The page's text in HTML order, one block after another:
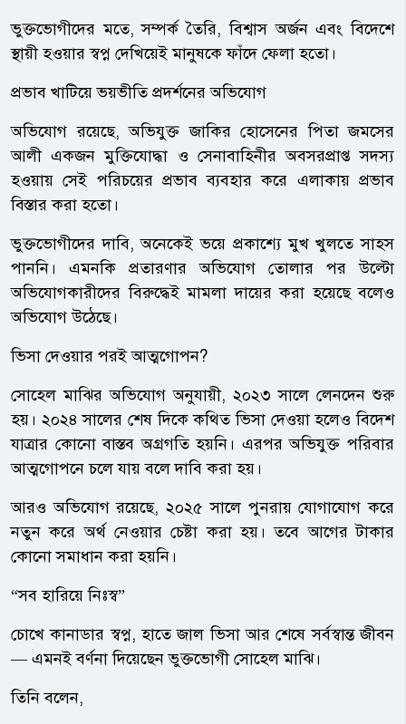
ভুক্তভোগীদের মতে, সম্পর্ক তৈরি, বিশ্বাস অর্জন এবং বিদেশে
স্থায়ী হওয়ার স্বপ্ন দেখিয়েই মানুষকে ফাঁদে ফেলা হতো।
প্রভাব খাটিয়ে ভয়ভীতি প্রদর্শনের অভিযোগ
অভিযোগ রয়েছে, অভিযুক্ত জাকির হোসেনের পিতা জমসের
আলী একজন মুক্তিযোদ্ধা ও সেনাবাহিনীর অবসরপ্রাপ্ত সদস্য
হওয়ায় সেই পরিচয়ের প্রভাব ব্যবহার করে এলাকায় প্রভাব
বিস্তার করা হতো।
ভুক্তভোগীদের দাবি, অনেকেই ভয়ে প্রকাশ্যে মুখ খুলতে সাহস
পাননি। এমনকি প্রতারণার অভিযোগ তোলার পর উল্টো
অভিযোগকারীদের বিরুদ্ধেই মামলা দায়ের করা হয়েছে বলেও
অভিযোগ উঠেছে।
ভিসা দেওয়ার পরই আত্মগোপন?
সোহেল মাঝির অভিযোগ অনুযায়ী, ২০২৩ সালে লেনদেন শুরু
হয়। ২০২৪ সালের শেষ দিকে কথিত ভিসা দেওয়া হলেও বিদেশ
যাত্রার কোনো বাস্তব অগ্রগতি হয়নি। এরপর অভিযুক্ত পরিবার
আত্মগোপনে চলে যায় বলে দাবি করা হয়।
আরও অভিযোগ রয়েছে, ২০২৫ সালে পুনরায় যোগাযোগ করে
নতুন করে অর্থ নেওয়ার চেষ্টা করা হয়। তবে আগের টাকার
কোনো সমাধান করা হয়নি।
“সব হারিয়ে নিঃস্ব”
চোখে কানাডার স্বপ্ন, হাতে জাল ভিসা আর শেষে সর্বস্বান্ত জীবন
— এমনই বর্ণনা দিয়েছেন ভুক্তভোগী সোহেল মাঝি।
তিনি বলেন,